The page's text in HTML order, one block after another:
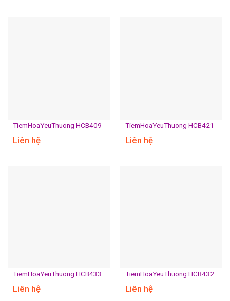
TiemHoaYeuThuong HCB409
Liên hệ
TiemHoaYeuThuong HCB421
Liên hệ
TiemHoaYeuThuong HCB433
Liên hệ
TiemHoaYeuThuong HCB432
Liên hệ